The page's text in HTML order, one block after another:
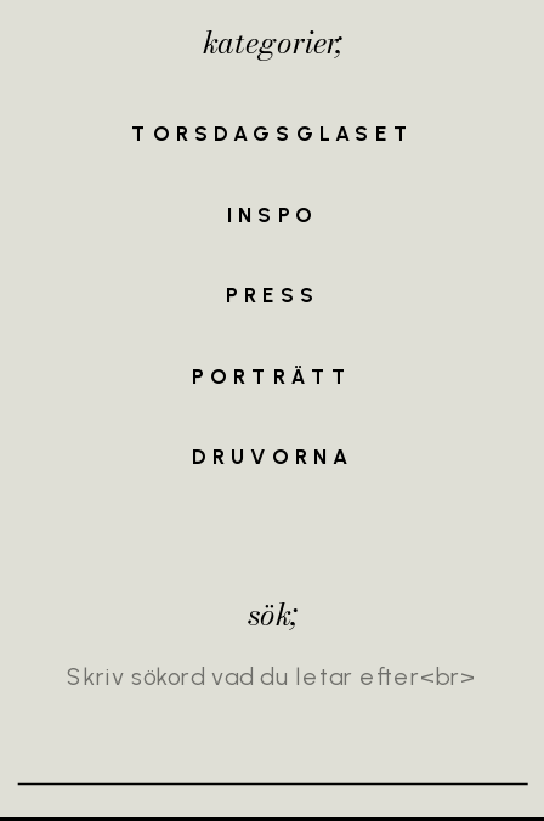
MEET
TEAM
Search
sök;
kategorier;
PORTRÄTT
PRESS
INSPO
TORSDAGSGLASET
DRUVORNA